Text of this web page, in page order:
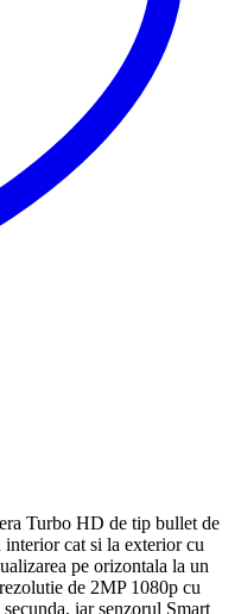
Turbo HD de tip bullet de
cat si la exterior cu
pe orizontala la un
de 2MP 1080p cu
iar senzorul Smart